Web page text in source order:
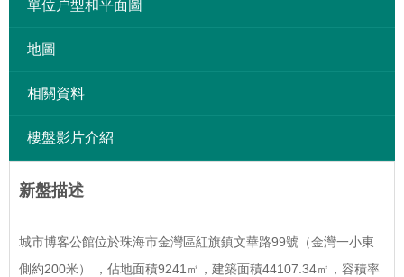
單位户型和平面圖
地圖
相關資料
樓盤影片介紹
新盤描述
城市博客公館位於珠海市金灣區紅旗鎮文華路99號（金灣一小東
側約200米） ，佔地面積9241㎡，建築面積44107.34㎡，容積率